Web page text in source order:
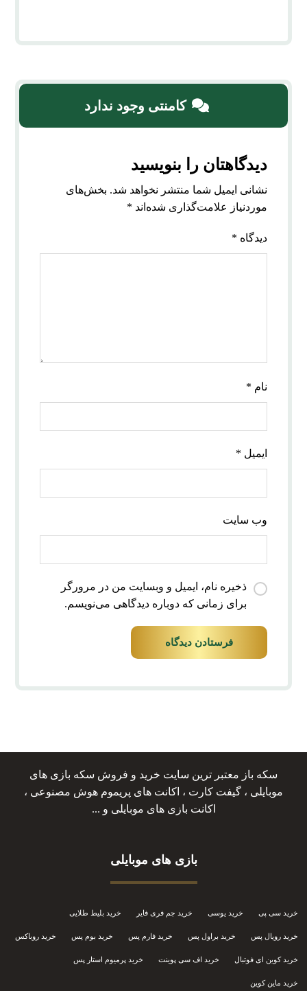
کامنتی وجود ندارد
دیدگاهتان را بنویسید
نشانی ایمیل شما منتشر نخواهد شد. بخش‌های
موردنیاز علامت‌گذاری شده‌اند *
دیدگاه *
نام *
ایمیل *
وب‌ سایت
ذخیره نام، ایمیل و وبسایت من در مرورگر
برای زمانی که دوباره دیدگاهی می‌نویسم.
فرستادن دیدگاه
سکه باز معتبر ترین سایت خرید و فروش سکه بازی های
موبایلی ، گیفت کارت ، اکانت های پریموم هوش مصنوعی ،
اکانت بازی های موبایلی و ...
بازی های موبایلی
خرید سی پی خرید یوسی خرید جم فری فایر خرید بلیط طلایی
خرید رویال پس خرید براول پس خرید فارم پس خرید بوم پس خرید روباکس
خرید کوین ای فوتبال خرید اف سی پوینت خرید پرمیوم استار پس
خرید ماین کوین